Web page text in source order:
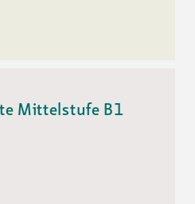
Mittelstufe B1